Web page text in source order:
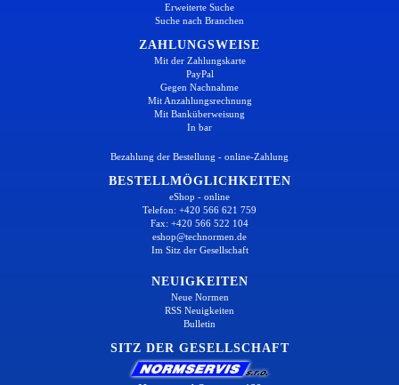
Erweiterte Suche
Suche nach Branchen
ZAHLUNGSWEISE
Mit der Zahlungskarte
PayPal
Gegen Nachnahme
Mit Anzahlungsrechnung
Mit Banküberweisung
In bar
Bezahlung der Bestellung - online-Zahlung
BESTELLMÖGLICHKEITEN
eShop - online
Telefon: +420 566 621 759
Fax: +420 566 522 104
eshop@technormen.de
Im Sitz der Gesellschaft
NEUIGKEITEN
Neue Normen
RSS Neuigkeiten
Bulletin
SITZ DER GESELLSCHAFT